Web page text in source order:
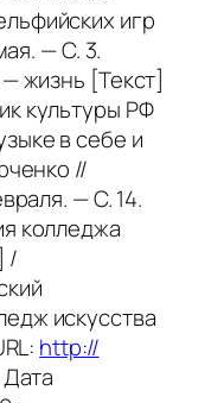
игр
— С. 3.
жизнь [Текст]
культуры РФ
в себе и
//
— С. 14.
колледжа
/
искусства
http://
Дата